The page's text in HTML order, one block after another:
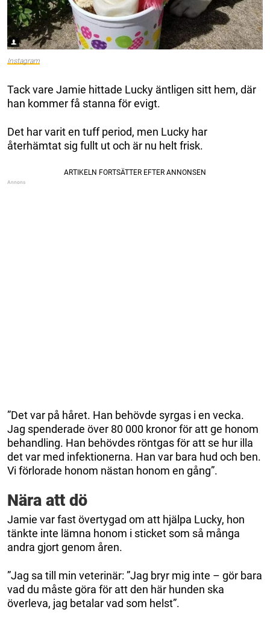
Instagram
Tack vare Jamie hittade Lucky äntligen sitt hem, där
han kommer få stanna för evigt.
Det har varit en tuff period, men Lucky har
återhämtat sig fullt ut och är nu helt frisk.
”Det var på håret. Han behövde syrgas i en vecka.
Jag spenderade över 80 000 kronor för att ge honom
behandling. Han behövdes röntgas för att se hur illa
det var med infektionerna. Han var bara hud och ben.
Vi förlorade honom nästan honom en gång”.
Nära att dö
Jamie var fast övertygad om att hjälpa Lucky, hon
tänkte inte lämna honom i sticket som så många
andra gjort genom åren.
”Jag sa till min veterinär: ”Jag bryr mig inte – gör bara
vad du måste göra för att den här hunden ska
överleva, jag betalar vad som helst”.